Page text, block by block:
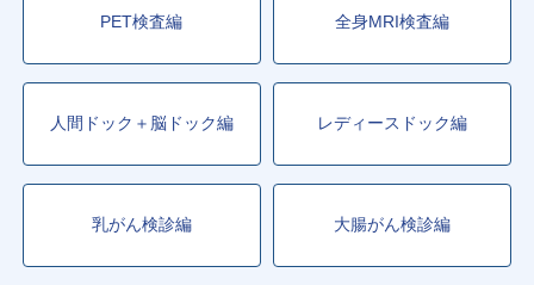
PET検査編 全身MRI検査編
人間ドック＋脳ドック編 レディースドック編
乳がん検診編 大腸がん検診編